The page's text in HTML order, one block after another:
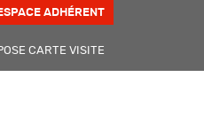
ADHÉRENT
CARTE VISITE